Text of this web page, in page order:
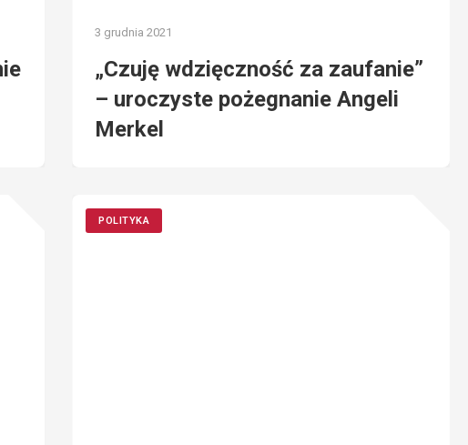
3 grudnia 2021
„Czuję wdzięczność za zaufanie”
– uroczyste pożegnanie Angeli
Merkel
POLITYKA